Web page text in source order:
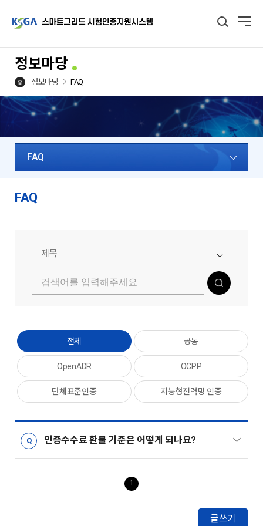
정보마당
정보마당 FAQ
FAQ
FAQ
제목
전체 공통
OpenADR OCPP
단체표준인증 지능형전력망 인증
인증수수료 환불 기준은 어떻게 되나요?
1
글쓰기